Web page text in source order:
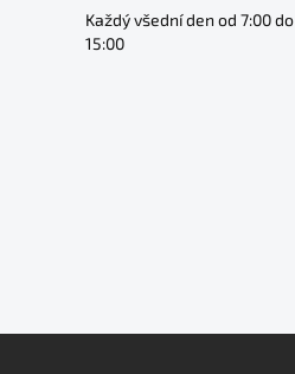
Každý všední den od 7:00 do
15:00